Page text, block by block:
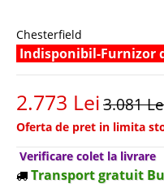
Chesterfield
Indisponibil-Furnizor
2.773 Lei3.081
Oferta de pret in limita
Verificare colet la livrare
Transport gratuit